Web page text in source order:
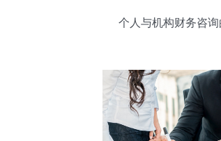
个人与机构财务咨